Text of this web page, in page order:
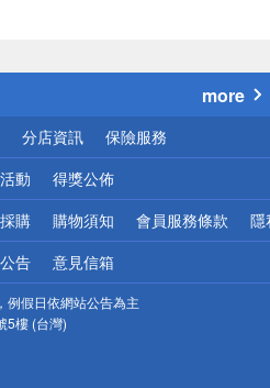
心！
more
分店資訊 保險服務
動 得獎公佈
購 購物須知 會員服務條款 隱
告 意見信箱
例假日依網站公告為主
5樓 (台灣)